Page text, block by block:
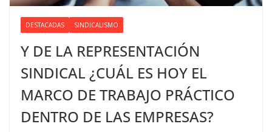
DESTACADAS SINDICALISMO
Y DE LA REPRESENTACIÓN
SINDICAL ¿CUÁL ES HOY EL
MARCO DE TRABAJO PRÁCTICO
DENTRO DE LAS EMPRESAS?